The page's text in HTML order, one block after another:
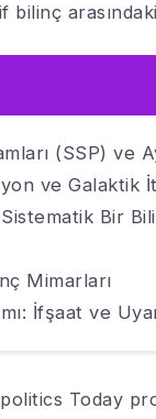
bilinç
(SSP) ve
ve Galaktik
Bir
Mimarları
İfşaat ve
Today